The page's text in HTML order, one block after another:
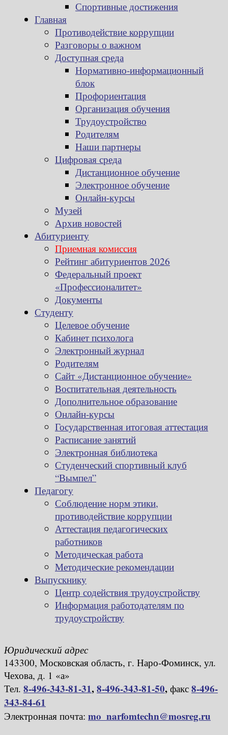
Спортивные достижения
Главная
Противодействие коррупции
Разговоры о важном
Доступная среда
Нормативно-информационный
блок
Профориентация
Организация обучения
Трудоустройство
Родителям
Наши партнеры
Цифровая среда
Дистанционное обучение
Электронное обучение
Онлайн-курсы
Музей
Архив новостей
Абитуриенту
Приемная комиссия
Рейтинг абитуриентов 2026
Федеральный проект
«Профессионалитет»
Документы
Студенту
Целевое обучение
Кабинет психолога
Электронный журнал
Родителям
Сайт «Дистанционное обучение»
Воспитательная деятельность
Дополнительное образование
Онлайн-курсы
Государственная итоговая аттестация
Расписание занятий
Электронная библиотека
Студенческий спортивный клуб
“Вымпел”
Педагогу
Соблюдение норм этики,
противодействие коррупции
Аттестация педагогических
работников
Методическая работа
Методические рекомендации
Выпускнику
Центр содействия трудоустройству
Информация работодателям по
трудоустройству
Юридический адрес
143300, Московская область, г. Наро-Фоминск, ул.
Чехова, д. 1 «а»
Тел. 8-496-343-81-31,8-496-343-81-50, факс 8-496-
343-84-61
Электронная почта: mo_narfomtechn@mosreg.ru